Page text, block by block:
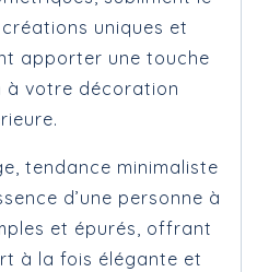
uniques et
apporter une touche
à votre décoration
tendance minimaliste
d’une personne à
et épurés, offrant
à la fois élégante et